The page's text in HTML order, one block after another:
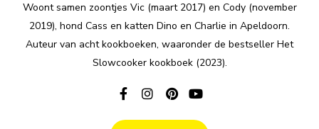
Woont samen zoontjes Vic (maart 2017) en Cody (november
2019), hond Cass en katten Dino en Charlie in Apeldoorn.
Auteur van acht kookboeken, waaronder de bestseller Het
Slowcooker kookboek (2023).